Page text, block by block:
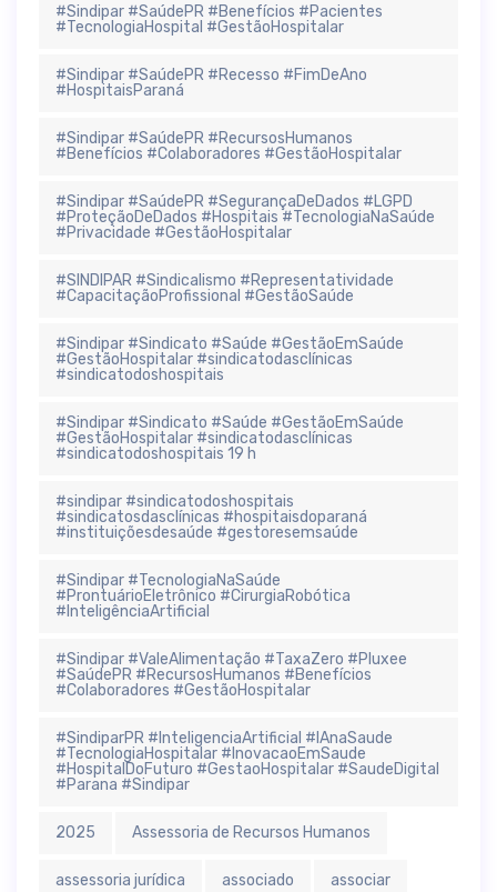
#Sindipar #SaúdePR #Benefícios #Pacientes
#TecnologiaHospital #GestãoHospitalar
#Sindipar #SaúdePR #Recesso #FimDeAno
#HospitaisParaná
#Sindipar #SaúdePR #RecursosHumanos
#Benefícios #Colaboradores #GestãoHospitalar
#Sindipar #SaúdePR #SegurançaDeDados #LGPD
#ProteçãoDeDados #Hospitais #TecnologiaNaSaúde
#Privacidade #GestãoHospitalar
#SINDIPAR #Sindicalismo #Representatividade
#CapacitaçãoProfissional #GestãoSaúde
#Sindipar #Sindicato #Saúde #GestãoEmSaúde
#GestãoHospitalar #sindicatodasclínicas
#sindicatodoshospitais
#Sindipar #Sindicato #Saúde #GestãoEmSaúde
#GestãoHospitalar #sindicatodasclínicas
#sindicatodoshospitais 19 h
#sindipar #sindicatodoshospitais
#sindicatosdasclínicas #hospitaisdoparaná
#instituiçõesdesaúde #gestoresemsaúde
#Sindipar #TecnologiaNaSaúde
#ProntuárioEletrônico #CirurgiaRobótica
#InteligênciaArtificial
#Sindipar #ValeAlimentação #TaxaZero #Pluxee
#SaúdePR #RecursosHumanos #Benefícios
#Colaboradores #GestãoHospitalar
#SindiparPR #InteligenciaArtificial #IAnaSaude
#TecnologiaHospitalar #InovacaoEmSaude
#HospitalDoFuturo #GestaoHospitalar #SaudeDigital
#Parana #Sindipar
2025 Assessoria de Recursos Humanos
assessoria jurídica associado associar